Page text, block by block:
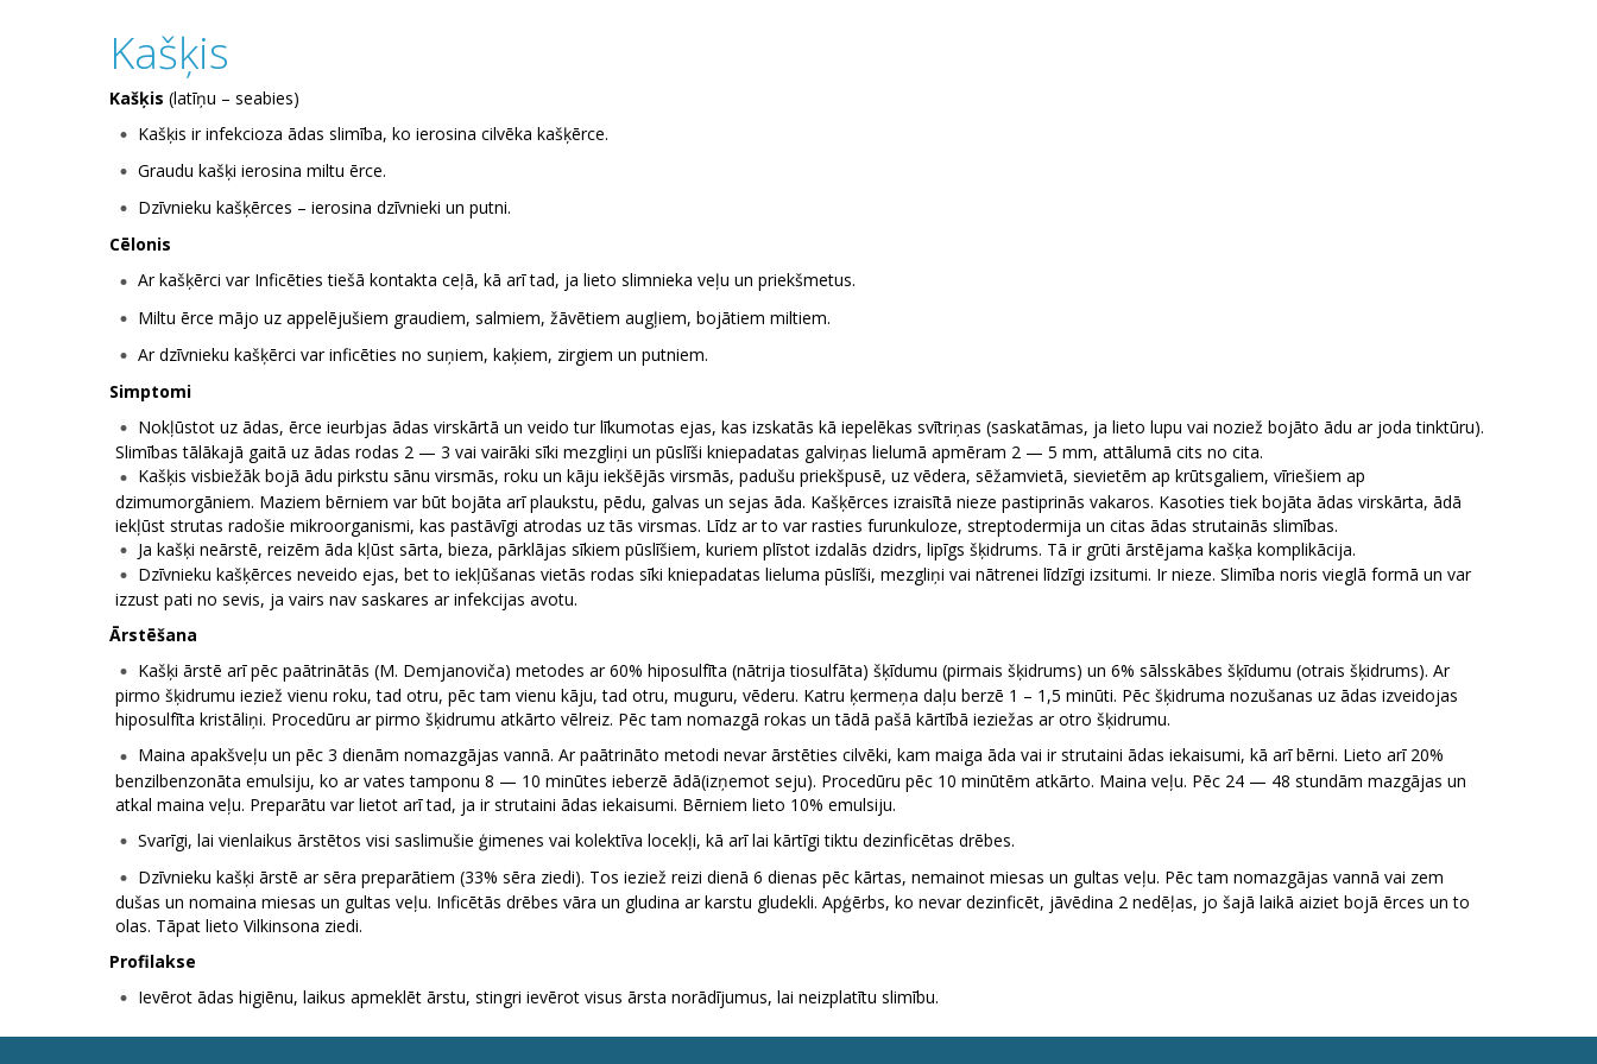
Kašķis
Kašķis (latīņu – seabies)
Kašķis ir infekcioza ādas slimība, ko ierosina cilvēka kašķērce.
Graudu kašķi ierosina miltu ērce.
Dzīvnieku kašķērces – ierosina dzīvnieki un putni.
Cēlonis
Ar kašķērci var Inficēties tiešā kontakta ceļā, kā arī tad, ja lieto slimnieka veļu un priekšmetus.
Miltu ērce mājo uz appelējušiem graudiem, salmiem, žāvētiem augļiem, bojātiem miltiem.
Ar dzīvnieku kašķērci var inficēties no suņiem, kaķiem, zirgiem un putniem.
Simptomi
Nokļūstot uz ādas, ērce ieurbjas ādas virskārtā un veido tur līkumotas ejas, kas izskatās kā iepelēkas svītriņas (saskatāmas, ja lieto lupu vai noziež bojāto ādu ar joda tinktūru).
Slimības tālākajā gaitā uz ādas rodas 2 — 3 vai vairāki sīki mezgliņi un pūslīši kniepadatas galviņas lielumā apmēram 2 — 5 mm, attālumā cits no cita.
Kašķis visbiežāk bojā ādu pirkstu sānu virsmās, roku un kāju iekšējās virsmās, padušu priekšpusē, uz vēdera, sēžamvietā, sievietēm ap krūtsgaliem, vīriešiem ap
dzimumorgāniem. Maziem bērniem var būt bojāta arī plaukstu, pēdu, galvas un sejas āda. Kašķērces izraisītā nieze pastiprinās vakaros. Kasoties tiek bojāta ādas virskārta, ādā
iekļūst strutas radošie mikroorganismi, kas pastāvīgi atrodas uz tās virsmas. Līdz ar to var rasties furunkuloze, streptodermija un citas ādas strutainās slimības.
Ja kašķi neārstē, reizēm āda kļūst sārta, bieza, pārklājas sīkiem pūslīšiem, kuriem plīstot izdalās dzidrs, lipīgs šķidrums. Tā ir grūti ārstējama kašķa komplikācija.
Dzīvnieku kašķērces neveido ejas, bet to iekļūšanas vietās rodas sīki kniepadatas lieluma pūslīši, mezgliņi vai nātrenei līdzīgi izsitumi. Ir nieze. Slimība noris vieglā formā un var
izzust pati no sevis, ja vairs nav saskares ar infekcijas avotu.
Ārstēšana
Kašķi ārstē arī pēc paātrinātās (M. Demjanoviča) metodes ar 60% hiposulfīta (nātrija tiosulfāta) šķīdumu (pirmais šķidrums) un 6% sālsskābes šķīdumu (otrais šķidrums). Ar
pirmo šķidrumu ieziež vienu roku, tad otru, pēc tam vienu kāju, tad otru, muguru, vēderu. Katru ķermeņa daļu berzē 1 – 1,5 minūti. Pēc šķidruma nozušanas uz ādas izveidojas
hiposulfīta kristāliņi. Procedūru ar pirmo šķidrumu atkārto vēlreiz. Pēc tam nomazgā rokas un tādā pašā kārtībā ieziežas ar otro šķidrumu.
Maina apakšveļu un pēc 3 dienām nomazgājas vannā. Ar paātrināto metodi nevar ārstēties cilvēki, kam maiga āda vai ir strutaini ādas iekaisumi, kā arī bērni. Lieto arī 20%
benzilbenzonāta emulsiju, ko ar vates tamponu 8 — 10 minūtes ieberzē ādā(izņemot seju). Procedūru pēc 10 minūtēm atkārto. Maina veļu. Pēc 24 — 48 stundām mazgājas un
atkal maina veļu. Preparātu var lietot arī tad, ja ir strutaini ādas iekaisumi. Bērniem lieto 10% emulsiju.
Svarīgi, lai vienlaikus ārstētos visi saslimušie ģimenes vai kolektīva locekļi, kā arī lai kārtīgi tiktu dezinficētas drēbes.
Dzīvnieku kašķi ārstē ar sēra preparātiem (33% sēra ziedi). Tos ieziež reizi dienā 6 dienas pēc kārtas, nemainot miesas un gultas veļu. Pēc tam nomazgājas vannā vai zem
dušas un nomaina miesas un gultas veļu. Inficētās drēbes vāra un gludina ar karstu gludekli. Apģērbs, ko nevar dezinficēt, jāvēdina 2 nedēļas, jo šajā laikā aiziet bojā ērces un to
olas. Tāpat lieto Vilkinsona ziedi.
Profilakse
Ievērot ādas higiēnu, laikus apmeklēt ārstu, stingri ievērot visus ārsta norādījumus, lai neizplatītu slimību.